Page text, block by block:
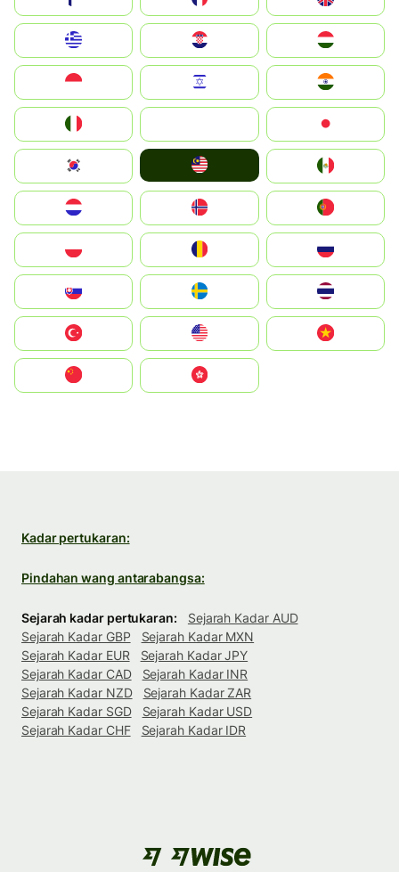
Magyarország
South Korea
United States
中國香港特別行政區
Kadar pertukaran:
Pindahan wang antarabangsa:
Sejarah kadar pertukaran:
Sejarah Kadar AUD
Sejarah Kadar GBP
Sejarah Kadar MXN
Sejarah Kadar EUR
Sejarah Kadar JPY
Sejarah Kadar CAD
Sejarah Kadar INR
Sejarah Kadar NZD
Sejarah Kadar ZAR
Sejarah Kadar SGD
Sejarah Kadar USD
Sejarah Kadar CHF
Sejarah Kadar IDR